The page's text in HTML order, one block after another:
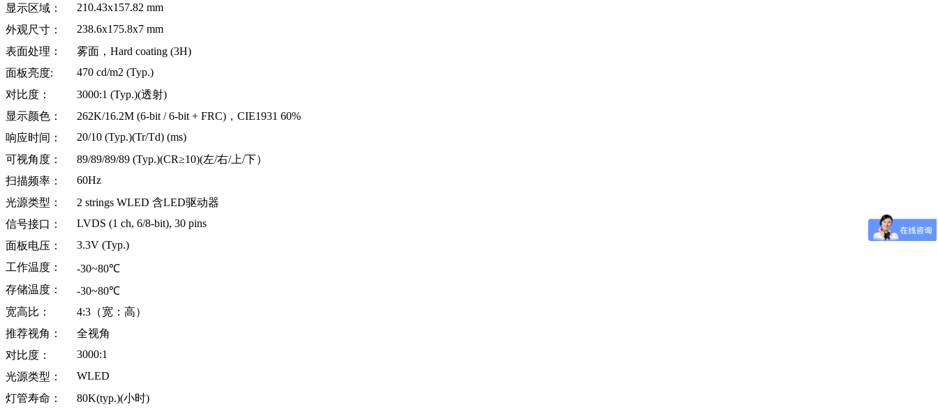
显示区域：
210.43x157.82 mm
外观尺寸：
238.6x175.8x7 mm
表面处理：
雾面，Hard coating (3H)
面板亮度:
470 cd/m2 (Typ.)
对比度：
3000:1 (Typ.)(透射)
显示颜色：
262K/16.2M (6-bit / 6-bit + FRC) ，CIE1931 60%
响应时间：
20/10 (Typ.)(Tr/Td) (ms)
可视角度：
89/89/89/89 (Typ.)(CR≥10)(左/右/上/下）
扫描频率：
60Hz
光源类型：
2 strings WLED 含LED驱动器
信号接口：
LVDS (1 ch, 6/8-bit), 30 pins
面板电压：
3.3V (Typ.)
工作温度：
-30~80℃
存储温度：
-30~80℃
宽高比：
4:3 （宽：高）
推荐视角：
全视角
对比度：
3000:1
光源类型：
WLED
灯管寿命：
80K(typ.)(小时)